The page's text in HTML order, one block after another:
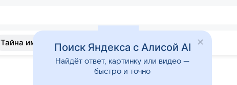
Тайна имени Гадания Приметы
Поиск Яндекса с Алисой AI
Найдёт ответ, картинку или видео —
быстро и точно